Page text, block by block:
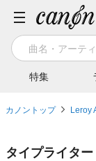
特集
カノントップ Leroy
タイプライタ